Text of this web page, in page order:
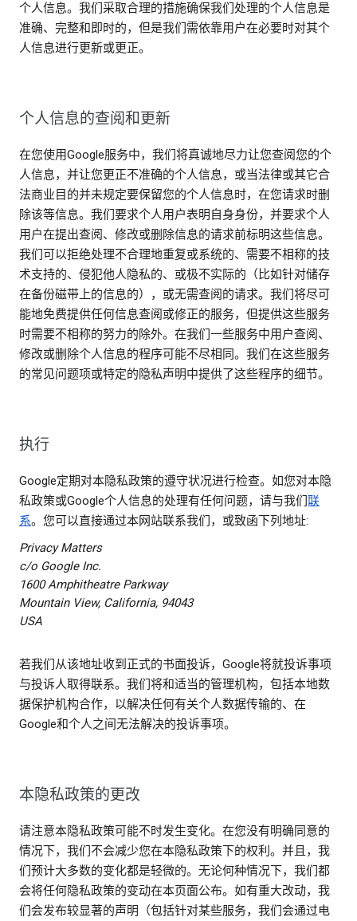
个人信息。我们采取合理的措施确保我们处理的个人信息是
准确、完整和即时的，但是我们需依靠用户在必要时对其个
人信息进行更新或更正。
个人信息的查阅和更新
在您使用Google服务中，我们将真诚地尽力让您查阅您的个
人信息，并让您更正不准确的个人信息，或当法律或其它合
法商业目的并未规定要保留您的个人信息时，在您请求时删
除该等信息。我们要求个人用户表明自身身份，并要求个人
用户在提出查阅、修改或删除信息的请求前标明这些信息。
我们可以拒绝处理不合理地重复或系统的、需要不相称的技
术支持的、侵犯他人隐私的、或极不实际的（比如针对储存
在备份磁带上的信息的），或无需查阅的请求。我们将尽可
能地免费提供任何信息查阅或修正的服务，但提供这些服务
时需要不相称的努力的除外。在我们一些服务中用户查阅、
修改或删除个人信息的程序可能不尽相同。我们在这些服务
的常见问题项或特定的隐私声明中提供了这些程序的细节。
执行
Google定期对本隐私政策的遵守状况进行检查。如您对本隐
私政策或Google个人信息的处理有任何问题，请与我们联
系。您可以直接通过本网站联系我们，或致函下列地址:
Privacy Matters
c/o Google Inc.
1600 Amphitheatre Parkway
Mountain View, California, 94043
USA
若我们从该地址收到正式的书面投诉，Google将就投诉事项
与投诉人取得联系。我们将和适当的管理机构，包括本地数
据保护机构合作，以解决任何有关个人数据传输的、在
Google和个人之间无法解决的投诉事项。
本隐私政策的更改
请注意本隐私政策可能不时发生变化。在您没有明确同意的
情况下，我们不会减少您在本隐私政策下的权利。并且，我
们预计大多数的变化都是轻微的。无论何种情况下，我们都
会将任何隐私政策的变动在本页面公布。如有重大改动，我
们会发布较显著的声明（包括针对某些服务，我们会通过电